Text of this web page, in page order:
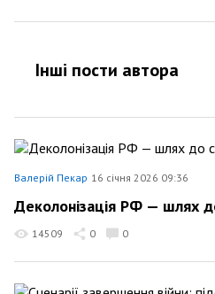
Інші пости автора
Валерій Пекар 16 січня 2026 09:36
Деколонізація РФ — шлях
14509 0 0